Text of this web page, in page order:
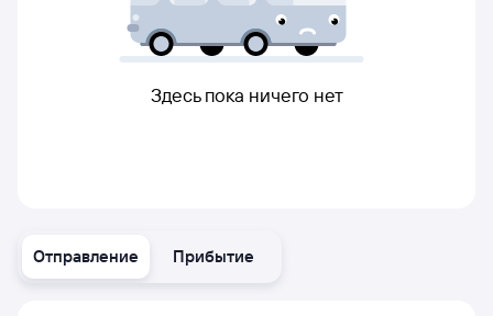
Отправление Прибытие
Здесь пока ничего нет